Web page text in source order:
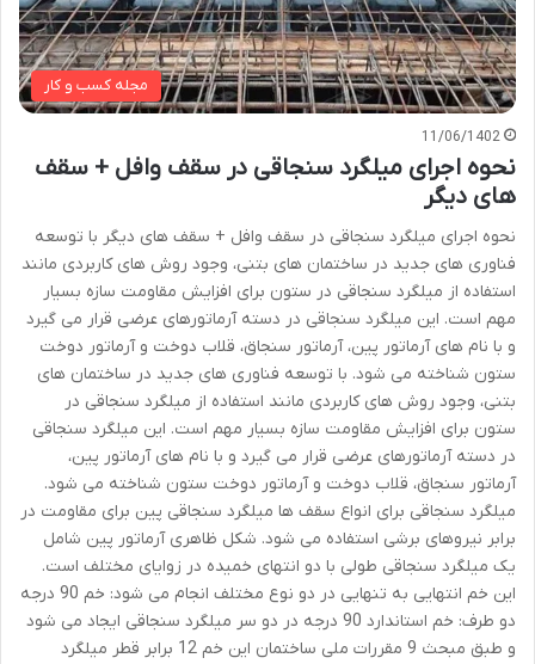
مجله کسب و کار
11/06/1402
نحوه اجرای میلگرد سنجاقی در سقف وافل + سقف
های دیگر
نحوه اجرای میلگرد سنجاقی در سقف وافل + سقف های دیگر با توسعه
فناوری های جدید در ساختمان های بتنی، وجود روش های کاربردی مانند
استفاده از میلگرد سنجاقی در ستون برای افزایش مقاومت سازه بسیار
مهم است. این میلگرد سنجاقی در دسته آرماتورهای عرضی قرار می گیرد
و با نام های آرماتور پین، آرماتور سنجاق، قلاب دوخت و آرماتور دوخت
ستون شناخته می شود. با توسعه فناوری های جدید در ساختمان های
بتنی، وجود روش های کاربردی مانند استفاده از میلگرد سنجاقی در
ستون برای افزایش مقاومت سازه بسیار مهم است. این میلگرد سنجاقی
در دسته آرماتورهای عرضی قرار می گیرد و با نام های آرماتور پین،
آرماتور سنجاق، قلاب دوخت و آرماتور دوخت ستون شناخته می شود.
میلگرد سنجاقی برای انواع سقف ها میلگرد سنجاقی پین برای مقاومت در
برابر نیروهای برشی استفاده می شود. شکل ظاهری آرماتور پین شامل
یک میلگرد سنجاقی طولی با دو انتهای خمیده در زوایای مختلف است.
این خم انتهایی به تنهایی در دو نوع مختلف انجام می شود: خم 90 درجه
دو طرف: خم استاندارد 90 درجه در دو سر میلگرد سنجاقی ایجاد می شود
و طبق مبحث 9 مقررات ملی ساختمان این خم 12 ​​برابر قطر میلگرد